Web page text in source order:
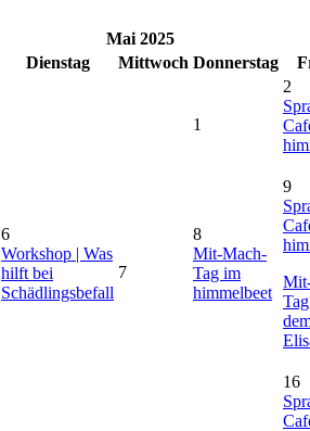
Mai 2025
Dienstag Mittwoch Donnerstag
1
2
6
Workshop | Was
hilft bei
Schädlingsbefall
7
8
Mit-Mach-
Tag im
himmelbeet
9
16